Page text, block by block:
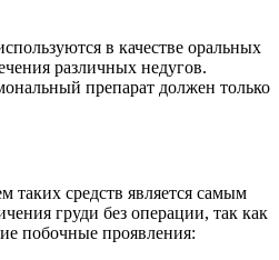
в качестве оральных
различных недугов.
препарат должен только
средств является самым
груди без операции, так как
побочные проявления: